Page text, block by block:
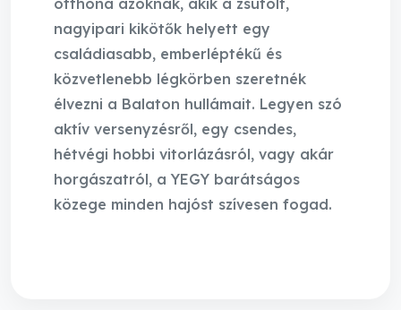
nagyipari kikötők helyett egy
családiasabb, emberléptékű és
közvetlenebb légkörben szeretnék
élvezni a Balaton hullámait. Legyen szó
aktív versenyzésről, egy csendes,
hétvégi hobbi vitorlázásról, vagy akár
horgászatról, a YEGY barátságos
közege minden hajóst szívesen fogad.